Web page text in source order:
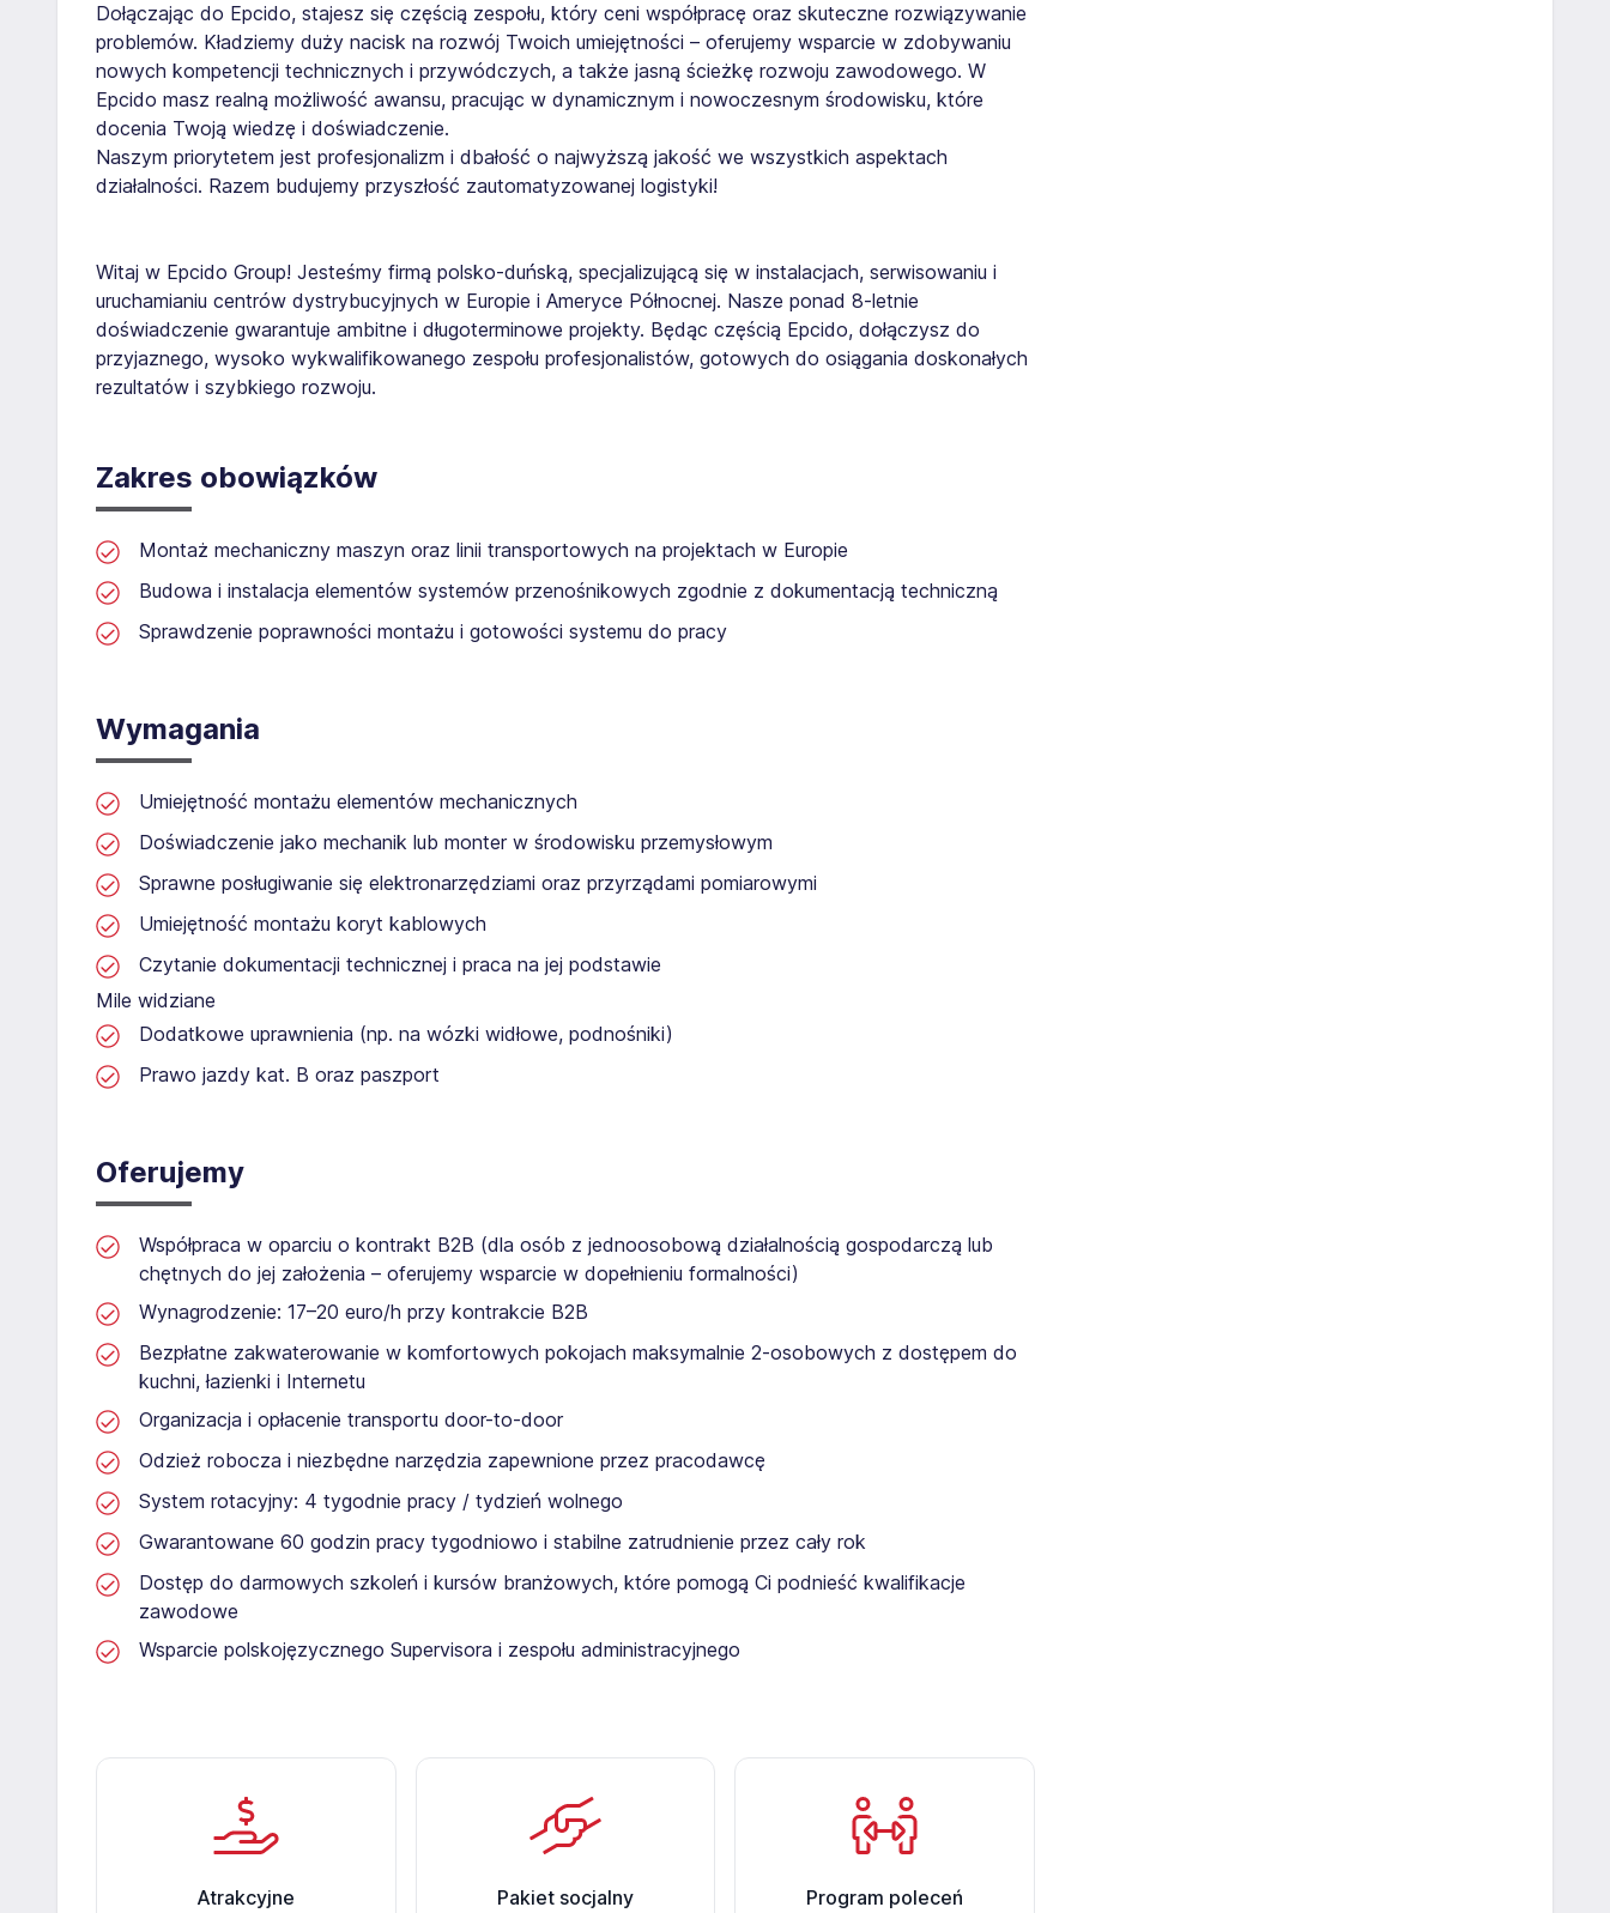
Dołączając do Epcido, stajesz się częścią zespołu, który ceni współpracę oraz skuteczne rozwiązywanie
problemów. Kładziemy duży nacisk na rozwój Twoich umiejętności – oferujemy wsparcie w zdobywaniu
nowych kompetencji technicznych i przywódczych, a także jasną ścieżkę rozwoju zawodowego. W
Epcido masz realną możliwość awansu, pracując w dynamicznym i nowoczesnym środowisku, które
docenia Twoją wiedzę i doświadczenie.
Naszym priorytetem jest profesjonalizm i dbałość o najwyższą jakość we wszystkich aspektach
działalności. Razem budujemy przyszłość zautomatyzowanej logistyki!
Witaj w Epcido Group! Jesteśmy firmą polsko-duńską, specjalizującą się w instalacjach, serwisowaniu i
uruchamianiu centrów dystrybucyjnych w Europie i Ameryce Północnej. Nasze ponad 8-letnie
doświadczenie gwarantuje ambitne i długoterminowe projekty. Będąc częścią Epcido, dołączysz do
przyjaznego, wysoko wykwalifikowanego zespołu profesjonalistów, gotowych do osiągania doskonałych
rezultatów i szybkiego rozwoju.
Zakres obowiązków
Montaż mechaniczny maszyn oraz linii transportowych na projektach w Europie
Budowa i instalacja elementów systemów przenośnikowych zgodnie z dokumentacją techniczną
Sprawdzenie poprawności montażu i gotowości systemu do pracy
Wymagania
Umiejętność montażu elementów mechanicznych
Doświadczenie jako mechanik lub monter w środowisku przemysłowym
Sprawne posługiwanie się elektronarzędziami oraz przyrządami pomiarowymi
Umiejętność montażu koryt kablowych
Czytanie dokumentacji technicznej i praca na jej podstawie
Mile widziane
Dodatkowe uprawnienia (np. na wózki widłowe, podnośniki)
Prawo jazdy kat. B oraz paszport
Oferujemy
Współpraca w oparciu o kontrakt B2B (dla osób z jednoosobową działalnością gospodarczą lub
chętnych do jej założenia – oferujemy wsparcie w dopełnieniu formalności)
Wynagrodzenie: 17–20 euro/h przy kontrakcie B2B
Bezpłatne zakwaterowanie w komfortowych pokojach maksymalnie 2-osobowych z dostępem do
kuchni, łazienki i Internetu
Organizacja i opłacenie transportu door-to-door
Odzież robocza i niezbędne narzędzia zapewnione przez pracodawcę
System rotacyjny: 4 tygodnie pracy / tydzień wolnego
Gwarantowane 60 godzin pracy tygodniowo i stabilne zatrudnienie przez cały rok
Dostęp do darmowych szkoleń i kursów branżowych, które pomogą Ci podnieść kwalifikacje
zawodowe
Wsparcie polskojęzycznego Supervisora i zespołu administracyjnego
Atrakcyjne
Pakiet socjalny
Program poleceń